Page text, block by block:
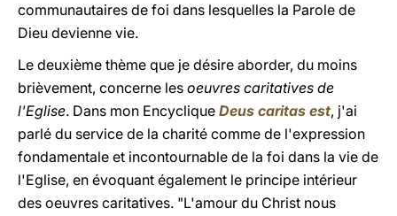
communautaires de foi dans lesquelles la Parole de
Dieu devienne vie.
Le deuxième thème que je désire aborder, du moins
brièvement, concerne les oeuvres caritatives de
l'Eglise. Dans mon Encyclique Deus caritas est, j'ai
parlé du service de la charité comme de l'expression
fondamentale et incontournable de la foi dans la vie de
l'Eglise, en évoquant également le principe intérieur
des oeuvres caritatives. "L'amour du Christ nous